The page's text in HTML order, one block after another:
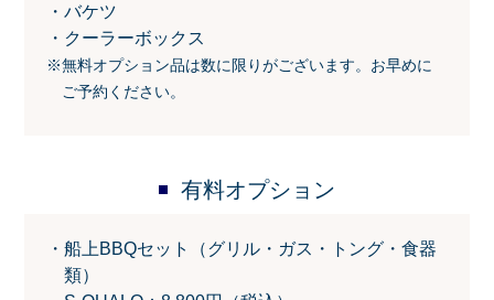
バケツ
クーラーボックス
※無料オプション品は数に限りがございます。お早めに
ご予約ください。
有料オプション
船上BBQセット（グリル・ガス・トング・食器
類）